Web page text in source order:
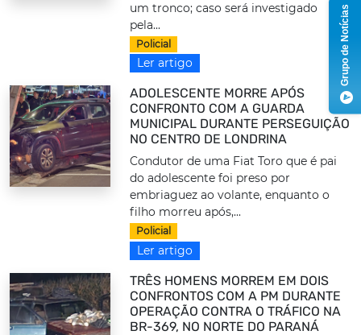
um tronco; caso será investigado
pela...
Policial
Ler artigo
ADOLESCENTE MORRE APÓS
CONFRONTO COM A GUARDA
MUNICIPAL DURANTE PERSEGUIÇÃO
NO CENTRO DE LONDRINA
Condutor de uma Fiat Toro que é pai
do adolescente foi preso por
embriaguez ao volante, enquanto o
filho morreu após,...
Policial
Ler artigo
TRÊS HOMENS MORREM EM DOIS
CONFRONTOS COM A PM DURANTE
OPERAÇÃO CONTRA O TRÁFICO NA
BR-369, NO NORTE DO PARANÁ
Grupo de Notícias